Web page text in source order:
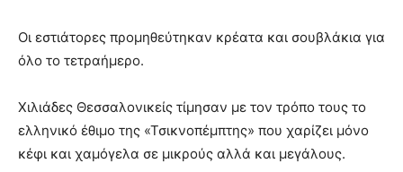
Οι εστιάτορες προμηθεύτηκαν κρέατα και σουβλάκια για
όλο το τετραήμερο.
Χιλιάδες Θεσσαλονικείς τίμησαν με τον τρόπο τους το
ελληνικό έθιμο της «Τσικνοπέμπτης» που χαρίζει μόνο
κέφι και χαμόγελα σε μικρούς αλλά και μεγάλους.